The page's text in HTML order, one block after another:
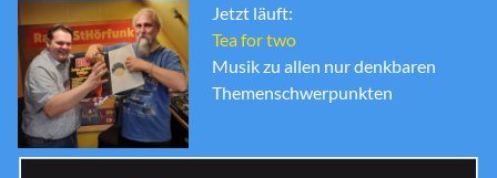
Jetzt läuft:
Tea for two
Musik zu allen nur denkbaren
Themenschwerpunkten